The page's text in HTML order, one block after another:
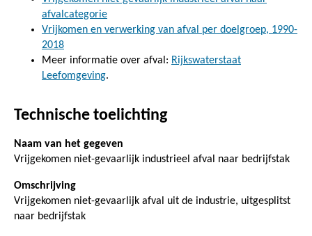
afvalcategorie
Vrijkomen en verwerking van afval per doelgroep, 1990-
2018
Meer informatie over afval: Rijkswaterstaat
Leefomgeving.
Technische toelichting
Naam van het gegeven
Vrijgekomen niet-gevaarlijk industrieel afval naar bedrijfstak
Omschrijving
Vrijgekomen niet-gevaarlijk afval uit de industrie, uitgesplitst
naar bedrijfstak